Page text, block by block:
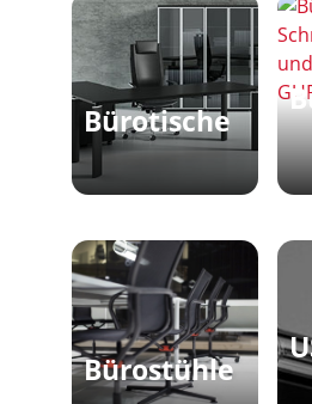
Bürotische
Bürostühle